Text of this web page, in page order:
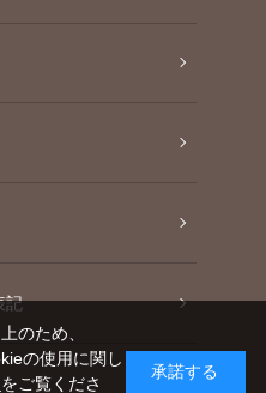
記
のため、
の使用に関し
をご覧くださ
承諾する